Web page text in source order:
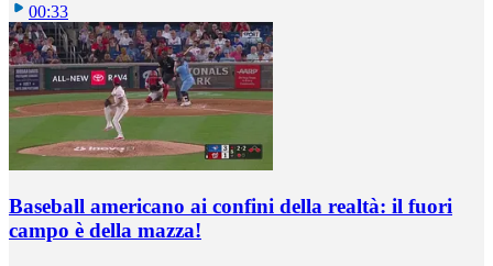
00:33
Baseball americano ai confini della realtà: il fuori
campo è della mazza!